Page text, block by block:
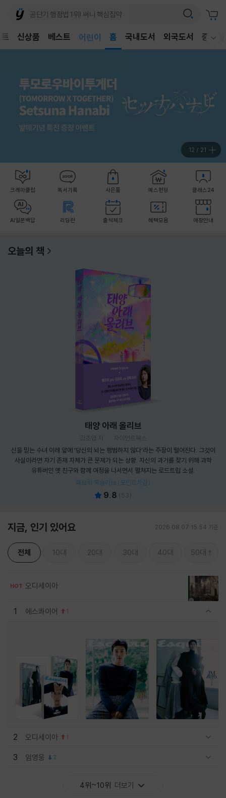
신상품 베스트
어린이
독후감
홈 국내도서 외국도서 중고샵
12 / 21
크레마클럽 독서기록 사은품 예스펀딩 클래스24
AI일문백답 리딩런 출석체크 혜택모음 매장안내
오늘의 책
태양 아래 올리브
김초엽 저
자이언트북스
신을 믿는 수녀 이레 앞에 ‘당신의 뇌는 평범하지 않다’라는 주장이 떨어진다. 그것이
사실이라면 자기 존재 자체가 큰 문제가 되는 상황. 자신의 과거를 찾기 위해 과학
유튜버인 옛 친구와 함께 여정을 나서면서 펼쳐지는 로드트립 소설.
패브릭 북슬리브 (포인트차감)
9.8 (53)
지금, 인기 있어요 2026.08.07 15:54 기준
전체 10대 20대 30대 40대 50대
HOT 오디세이아
1 에스콰이어 1
2 오디세이아 1
3 임영웅 2
4위~10위 더보기